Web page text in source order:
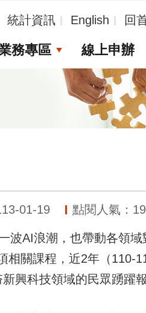
統計資訊 English 回
務專區 線上申辦
01-19 點閱人氣：
AI浪潮，也帶動各領域
關課程，近2年（110-
興科技領域的民眾踴躍